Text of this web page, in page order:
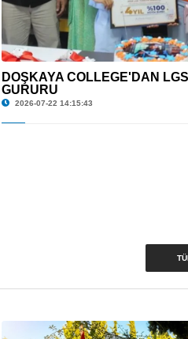
DÖŞKAYA COLLEGE'DAN
GURURU
2026-07-22 14:15:43